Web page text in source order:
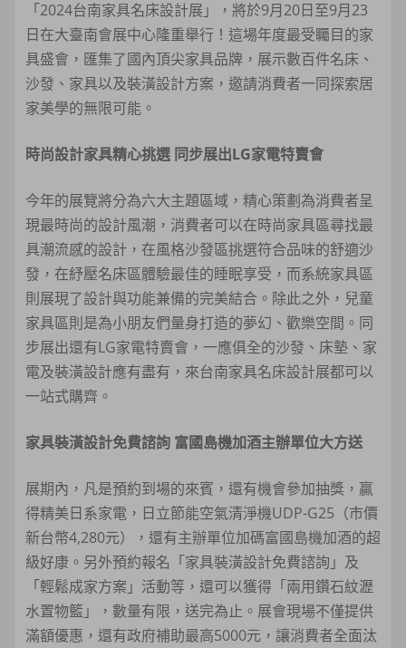
「2024台南家具名床設計展」，將於9月20日至9月23
日在大臺南會展中心隆重舉行！這場年度最受矚目的家
具盛會，匯集了國內頂尖家具品牌，展示數百件名床、
沙發、家具以及裝潢設計方案，邀請消費者一同探索居
家美學的無限可能。
時尚設計家具精心挑選 同步展出LG家電特賣會
今年的展覽將分為六大主題區域，精心策劃為消費者呈
現最時尚的設計風潮，消費者可以在時尚家具區尋找最
具潮流感的設計，在風格沙發區挑選符合品味的舒適沙
發，在紓壓名床區體驗最佳的睡眠享受，而系統家具區
則展現了設計與功能兼備的完美結合。除此之外，兒童
家具區則是為小朋友們量身打造的夢幻、歡樂空間。同
步展出還有LG家電特賣會，一應俱全的沙發、床墊、家
電及裝潢設計應有盡有，來台南家具名床設計展都可以
一站式購齊。
家具裝潢設計免費諮詢 富國島機加酒主辦單位大方送
展期內，凡是預約到場的來賓，還有機會參加抽獎，贏
得精美日系家電，日立節能空氣清淨機UDP-G25（市價
新台幣4,280元），還有主辦單位加碼富國島機加酒的超
級好康。另外預約報名「家具裝潢設計免費諮詢」及
「輕鬆成家方案」活動等，還可以獲得「兩用鑽石紋瀝
水置物籃」，數量有限，送完為止。展會現場不僅提供
滿額優惠，還有政府補助最高5000元，讓消費者全面汰